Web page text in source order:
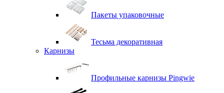
Пакеты упаковочные
Тесьма декоративная
Карнизы
Профильные карнизы Pingwie